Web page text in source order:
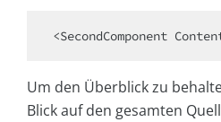
Um den Überblick zu
Blick auf den gesamten